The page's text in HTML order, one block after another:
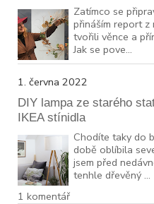
Zatímco se
přináším report z
tvořili věnce a
Jak se pove...
1. června 2022
DIY lampa ze starého
IKEA stínidla
Chodíte taky do
době oblíbila
jsem před
tenhle dřevěný ...
1 komentář